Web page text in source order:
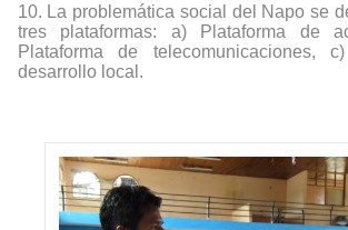
10. La problemática social del Napo se
tres plataformas: a) Plataforma de
Plataforma de telecomunicaciones,
desarrollo local.